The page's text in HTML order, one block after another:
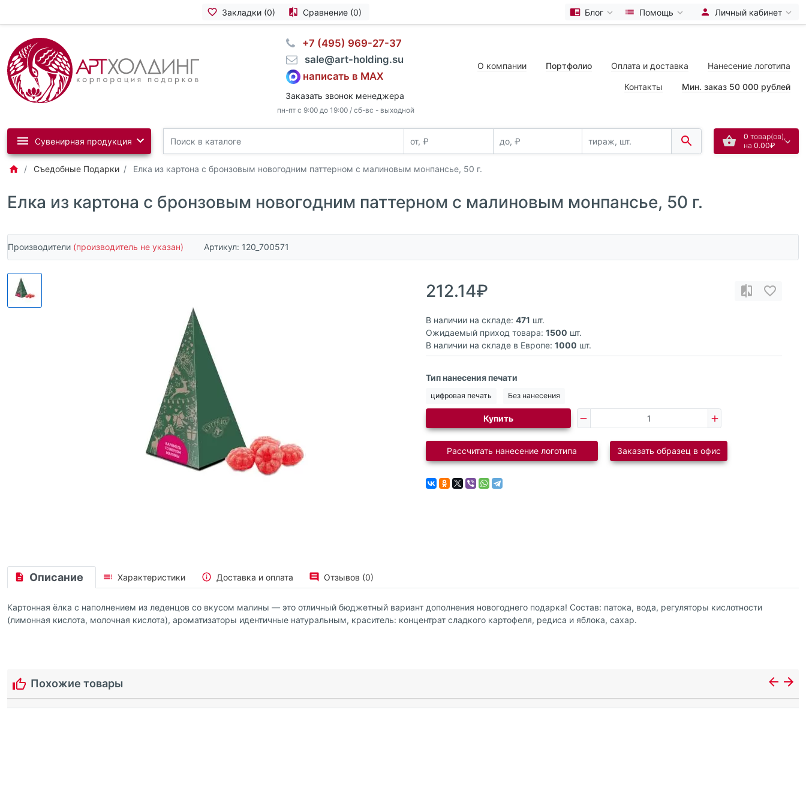
Закладки (0) Сравнение (0) Блог Помощь Личный кабинет
⠀+7 (495) 969-27-37
⠀sale@art-holding.su
написать в MAX
Заказать звонок менеджера
пн-пт с 9:00 до 19:00 / сб-вс - выходной
О компании Портфолио Оплата и доставка Нанесение логотипа
Контакты Мин. заказ 50 000 рублей
0 товар(ов),
на 0.00₽
Сувенирная продукция
Съедобные Подарки Елка из картона с бронзовым новогодним паттерном с малиновым монпансье, 50 г.
Елка из картона с бронзовым новогодним паттерном с малиновым монпансье, 50 г.
Производители (производитель не указан) Артикул: 120_700571
212.14₽
В наличии на складе: 471 шт.
Ожидаемый приход товара: 1500 шт.
В наличии на складе в Европе: 1000 шт.
Тип нанесения печати
цифровая печать Без нанесения
Купить
Рассчитать нанесение логотипа Заказать образец в офис
Описание Характеристики Доставка и оплата Отзывов (0)
Картонная ёлка с наполнением из леденцов со вкусом малины — это отличный бюджетный вариант дополнения новогоднего подарка! Состав: патока, вода, регуляторы кислотности
(лимонная кислота, молочная кислота), ароматизаторы идентичные натуральным, краситель: концентрат сладкого картофеля, редиса и яблока, сахар.
Похожие товары